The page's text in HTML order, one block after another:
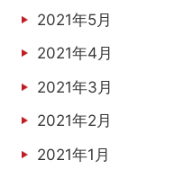
2021年5月
2021年4月
2021年3月
2021年2月
2021年1月